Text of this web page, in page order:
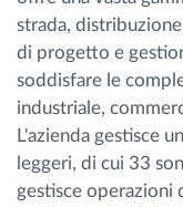
strada,
di progetto e
soddisfare le
industriale,
L'azienda gestisce
leggeri, di cui 33
gestisce operazioni